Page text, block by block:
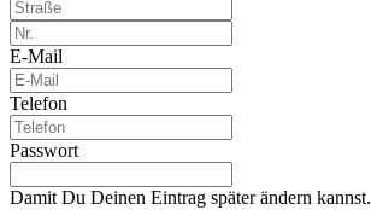
E-Mail
Telefon
Passwort
Damit Du Deinen Eintrag später ändern kannst.